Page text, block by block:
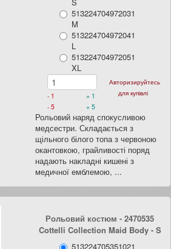
513224704972031
M
513224704972041
L
513224704972051
XL
+ 1
- 1
- 5
+ 5
Авторизируйтесь
для купівлі
Рольовий наряд спокусливою
медсестри. Складається з
щільного білого топа з червоною
окантовкою, грайливості поряд
надають накладні кишені з
медичної емблемою, ...
Рольовий костюм - 2470535
Cottelli Collection Maid Body- S
513224705351021